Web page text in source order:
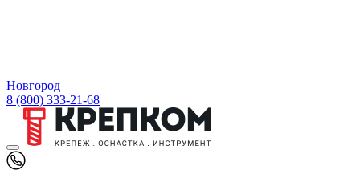
Новгород
8 (800) 333-21-68